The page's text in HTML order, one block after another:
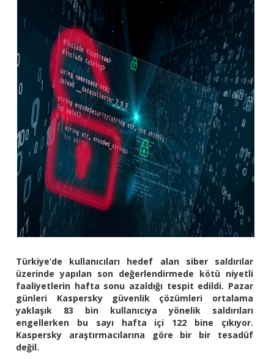
Türkiye’de kullanıcıları hedef alan siber saldırılar
üzerinde yapılan son değerlendirmede kötü niyetli
faaliyetlerin hafta sonu azaldığı tespit edildi. Pazar
günleri Kaspersky güvenlik çözümleri ortalama
yaklaşık 83 bin kullanıcıya yönelik saldırıları
engellerken bu sayı hafta içi 122 bine çıkıyor.
Kaspersky araştırmacılarına göre bir bir tesadüf
değil.